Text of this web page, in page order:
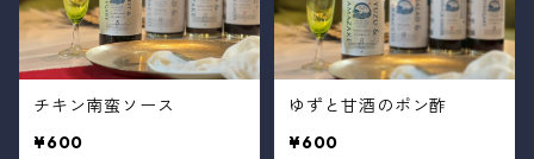
チキン南蛮ソース
¥600
ゆずと甘酒のポン酢
¥600